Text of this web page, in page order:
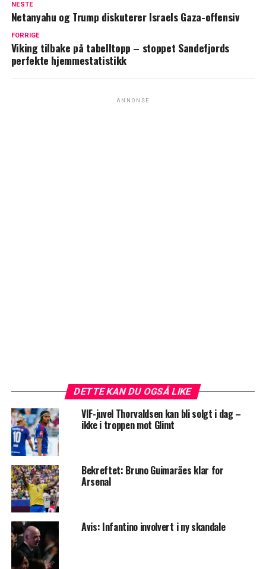
NESTE
Netanyahu og Trump diskuterer Israels Gaza-offensiv
FORRIGE
Viking tilbake på tabelltopp – stoppet Sandefjords
perfekte hjemmestatistikk
ANNONSE
DETTE KAN DU OGSÅ LIKE
VIF-juvel Thorvaldsen kan bli solgt i dag –
ikke i troppen mot Glimt
Bekreftet: Bruno Guimarães klar for
Arsenal
Avis: Infantino involvert i ny skandale